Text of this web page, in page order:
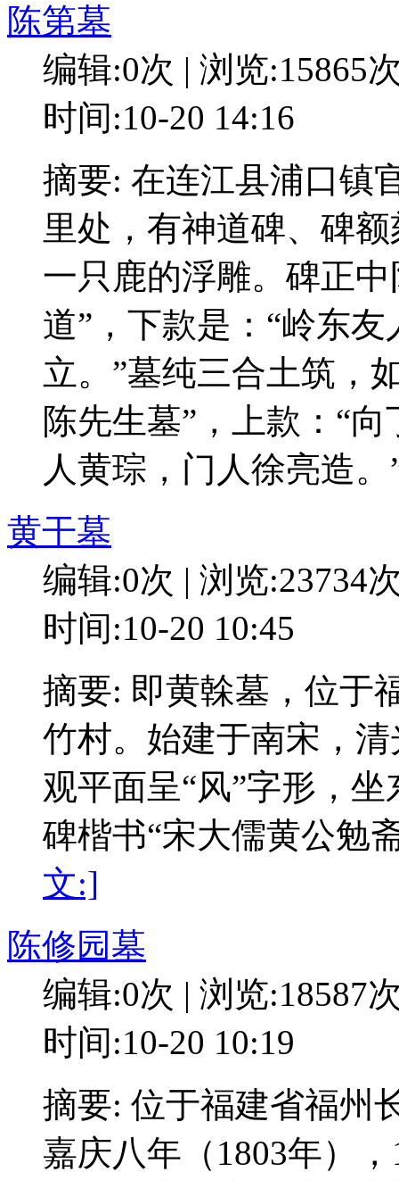
陈第墓
编辑:0次 | 浏览:15865
时间:10-20 14:16
摘要: 在连江县浦口镇
里处，有神道碑、碑
一只鹿的浮雕。碑正
道”，下款是：“岭东
立。”墓纯三合土筑，
陈先生墓”，上款：“
人黄琮，门人徐亮造。
黄干墓
编辑:0次 | 浏览:23734
时间:10-20 10:45
摘要: 即黄榦墓，位于
竹村。始建于南宋，
观平面呈“风”字形，
碑楷书“宋大儒黄公勉
文:]
陈修园墓
编辑:0次 | 浏览:18587
时间:10-20 10:19
摘要: 位于福建省福州
嘉庆八年（1803年）